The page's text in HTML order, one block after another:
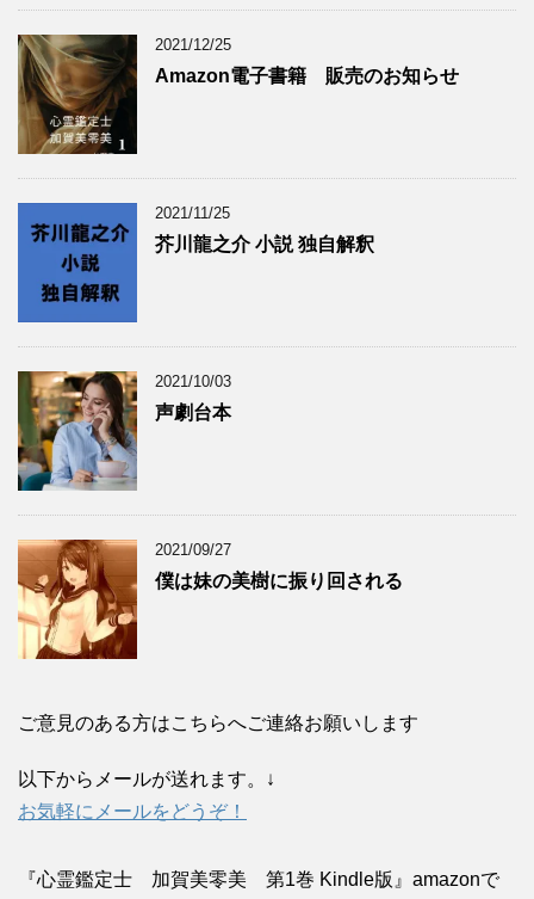
2021/12/25
Amazon電子書籍 販売のお知らせ
2021/11/25
芥川龍之介 小説 独自解釈
2021/10/03
声劇台本
2021/09/27
僕は妹の美樹に振り回される
ご意見のある方はこちらへご連絡お願いします
以下からメールが送れます。↓
お気軽にメールをどうぞ！
『心霊鑑定士 加賀美零美 第1巻 Kindle版』amazonで